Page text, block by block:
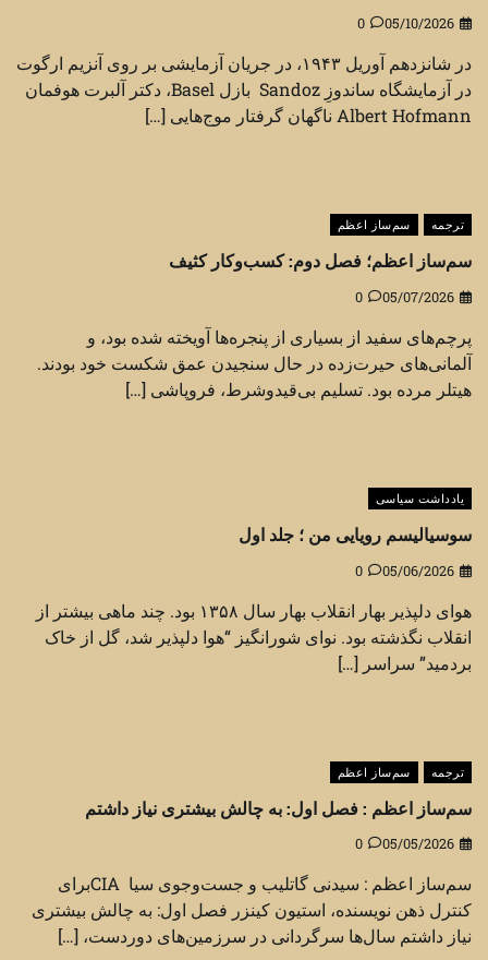
05/10/2026
0
در شانزدهم آوریل ۱۹۴۳، در جریان آزمایشی بر روی آنزیم ارگوت
در آزمایشگاه ساندوزِ Sandoz بازل Basel، دکتر آلبرت هوفمان
Albert Hofmann ناگهان گرفتار موج‌هایی […]
ترجمه سم‌ساز اعظم
سم‌ساز اعظم؛ فصل دوم: کسب‌وکار کثیف
05/07/2026
0
پرچم‌های سفید از بسیاری از پنجره‌ها آویخته شده بود، و
آلمانی‌های حیرت‌زده در حال سنجیدن عمق شکست خود بودند.
هیتلر مرده بود. تسلیم بی‌قیدوشرط، فروپاشی […]
یادداشت سیاسی
سوسیالیسم رویایی من ؛ جلد اول
05/06/2026
0
هوای دلپذیر بهار انقلاب بهار سال ۱۳۵۸ بود. چند ماهی بیشتر از
انقلاب نگذشته بود. نوای شورانگیز “هوا دلپذیر شد، گل از خاک
بردمید” سراسر […]
ترجمه سم‌ساز اعظم
سم‌ساز اعظم : فصل اول: به چالش بیشتری نیاز داشتم
05/05/2026
0
سم‌ساز اعظم : سیدنی گاتلیب و جست‌وجوی سیا CIAبرای
کنترل ذهن نویسنده، استیون کینزر فصل اول: به چالش بیشتری
نیاز داشتم سال‌ها سرگردانی در سرزمین‌های دوردست، […]